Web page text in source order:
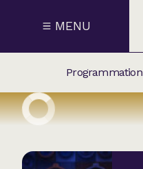
MENU
Programmation